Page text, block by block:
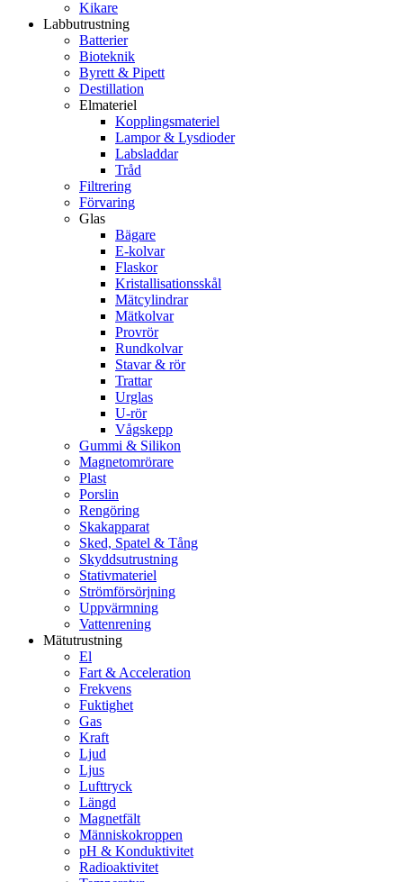
Kikare
Labbutrustning
Batterier
Bioteknik
Byrett & Pipett
Destillation
Elmateriel
Kopplingsmateriel
Lampor & Lysdioder
Labsladdar
Tråd
Filtrering
Förvaring
Glas
Bägare
E-kolvar
Flaskor
Kristallisationsskål
Mätcylindrar
Mätkolvar
Provrör
Rundkolvar
Stavar & rör
Trattar
Urglas
U-rör
Vågskepp
Gummi & Silikon
Magnetomrörare
Plast
Porslin
Rengöring
Skakapparat
Sked, Spatel & Tång
Skyddsutrustning
Stativmateriel
Strömförsörjning
Uppvärmning
Vattenrening
Mätutrustning
El
Fart & Acceleration
Frekvens
Fuktighet
Gas
Kraft
Ljud
Ljus
Lufttryck
Längd
Magnetfält
Människokroppen
pH & Konduktivitet
Radioaktivitet